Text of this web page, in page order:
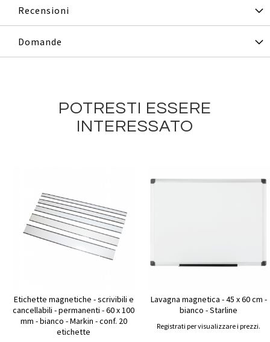
Recensioni
Domande
POTRESTI ESSERE
INTERESSATO
Etichette magnetiche - scrivibili e
cancellabili - permanenti - 60 x 100
mm - bianco - Markin - conf. 20
etichette
Lavagna magnetica - 45 x 60 cm -
bianco - Starline
Registrati per visualizzare i prezzi.